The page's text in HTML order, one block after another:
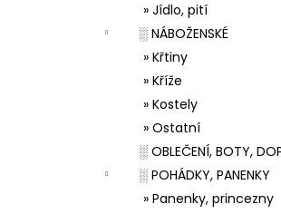
» Jídlo, pití
░ NÁBOŽENSKÉ
» Křtiny
» Kříže
» Kostely
» Ostatní
░ OBLEČENÍ, BOTY,
░ POHÁDKY, PANENKY
» Panenky, princezny